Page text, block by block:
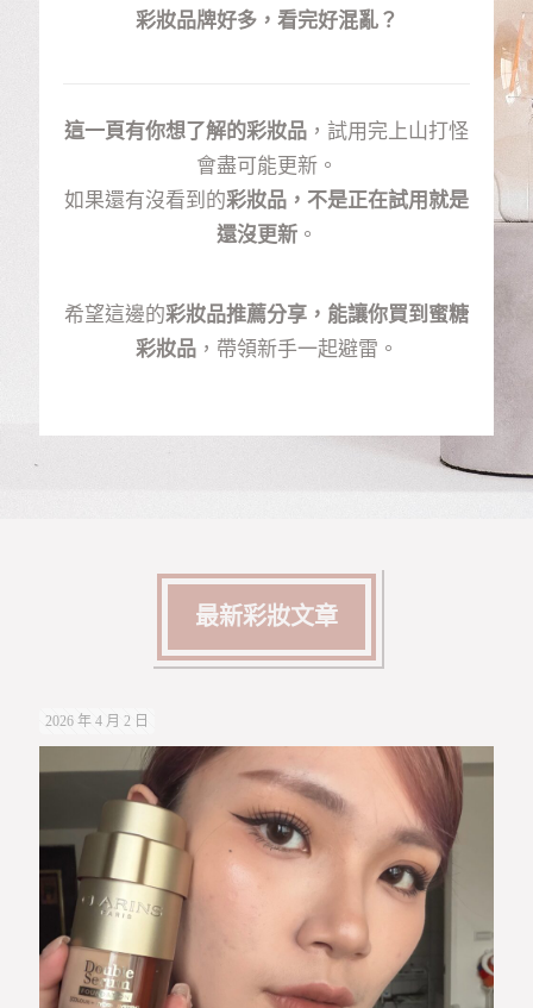
彩妝品牌好多，看完好混亂？
這一頁有你想了解的彩妝品 ，試用完上山打怪
會盡可能更新。
如果還有沒看到的彩妝品，不是正在試用就是
還沒更新。
希望這邊的彩妝品推薦分享，能讓你買到蜜糖
彩妝品，帶領新手一起避雷。
最新彩妝文章
2026 年 4 月 2 日